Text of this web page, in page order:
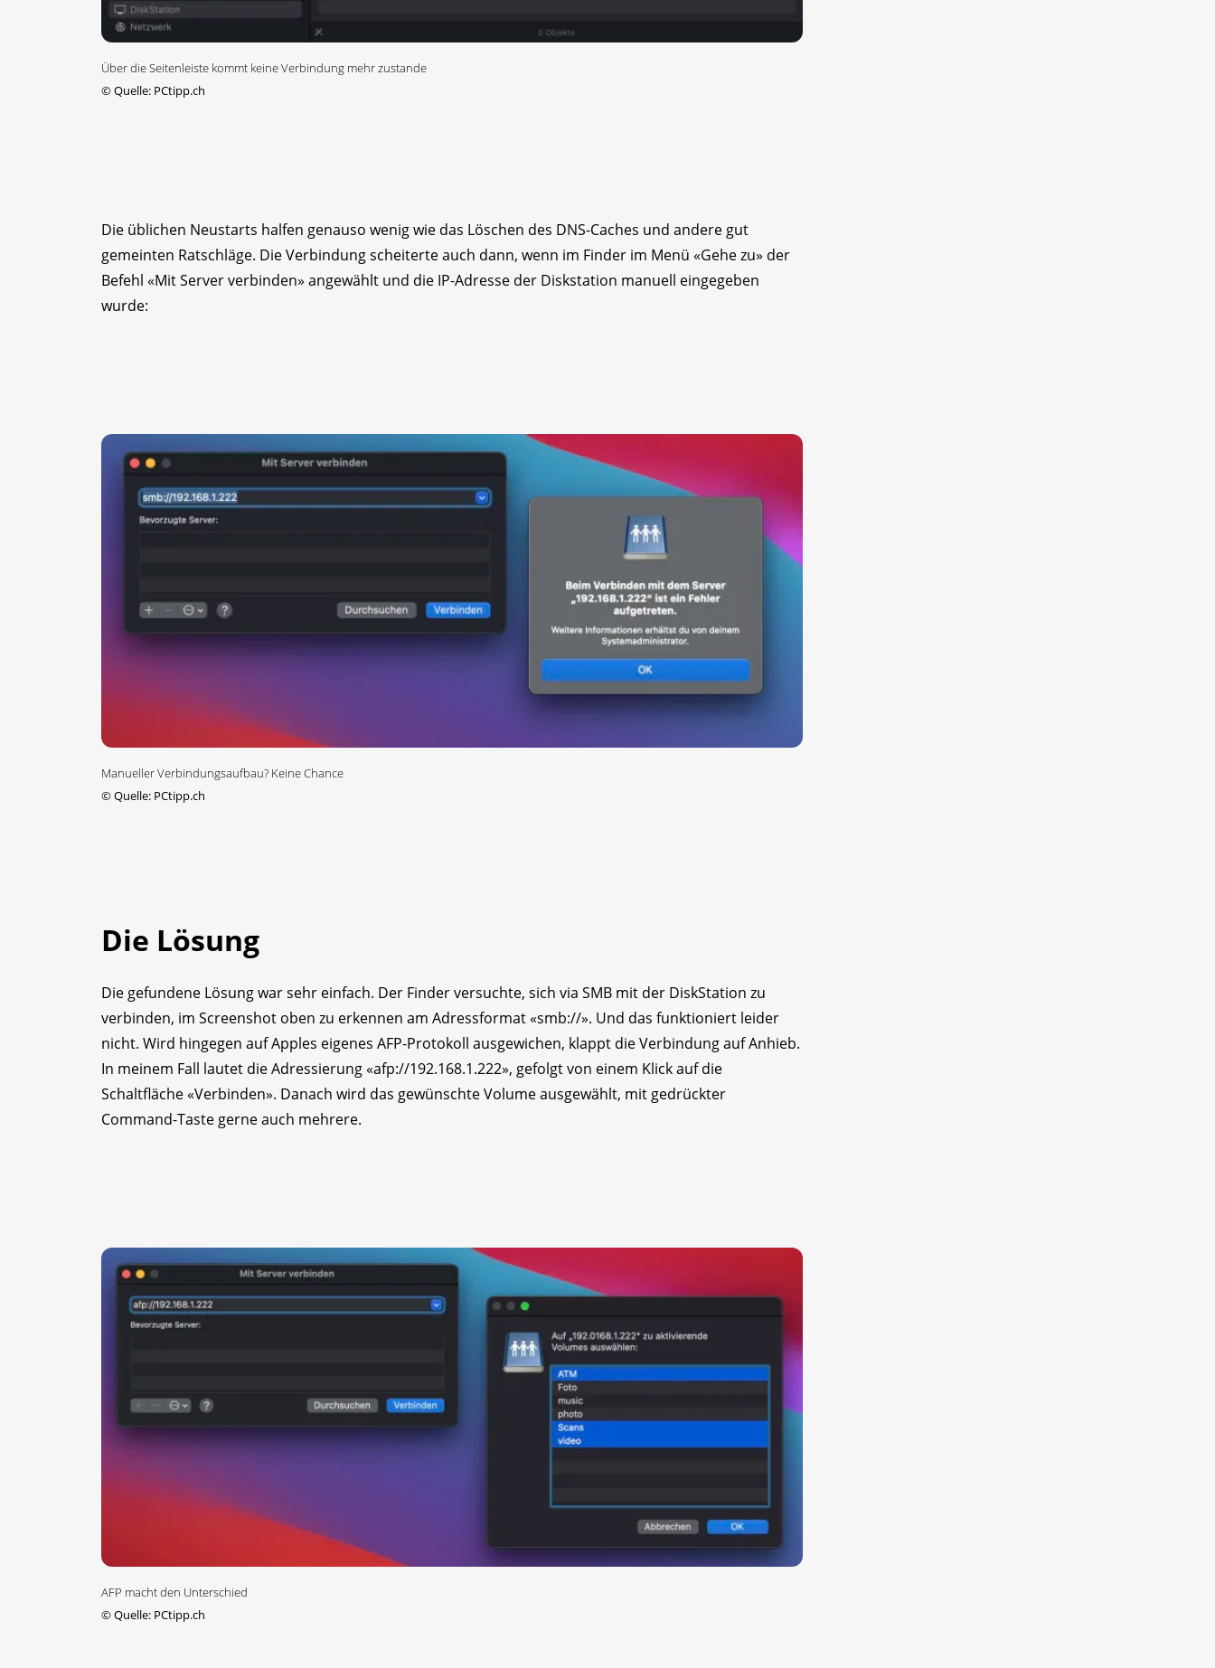
Über die Seitenleiste kommt keine Verbindung mehr zustande
©Quelle: PCtipp.ch
Die üblichen Neustarts halfen genauso wenig wie das Löschen des DNS-Caches und andere gut
gemeinten Ratschläge. Die Verbindung scheiterte auch dann, wenn im Finder im Menü «Gehe zu» der
Befehl «Mit Server verbinden» angewählt und die IP-Adresse der Diskstation manuell eingegeben
wurde:
Manueller Verbindungsaufbau? Keine Chance
©Quelle: PCtipp.ch
Die Lösung
Die gefundene Lösung war sehr einfach. Der Finder versuchte, sich via SMB mit der DiskStation zu
verbinden, im Screenshot oben zu erkennen am Adressformat «smb://». Und das funktioniert leider
nicht. Wird hingegen auf Apples eigenes AFP-Protokoll ausgewichen, klappt die Verbindung auf Anhieb.
In meinem Fall lautet die Adressierung «afp://192.168.1.222», gefolgt von einem Klick auf die
Schaltfläche «Verbinden». Danach wird das gewünschte Volume ausgewählt, mit gedrückter
Command-Taste gerne auch mehrere.
AFP macht den Unterschied
©Quelle: PCtipp.ch